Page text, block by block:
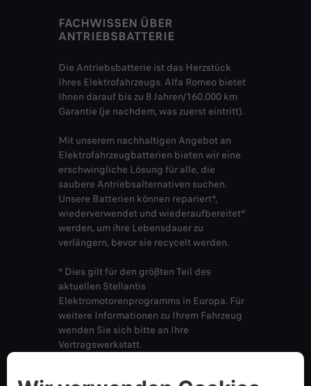
FACHWISSEN ÜBER
ANTRIEBSBATTERIE
Die Antriebsbatterie ist das Herzstück
Ihres Elektrofahrzeugs. Alfa Romeo bietet
Ihnen darauf bis zu 8 Jahren/160.000 km
Garantie (je nachdem, was zuerst eintritt).
Mit unserem nachhaltigen Angebot an
Elektrofahrzeugbatterien bieten wir eine
erschwingliche Lösung für alle, die
saubere Antriebsalternativen suchen.
Unsere Batterien können repariert*,
wiederverwendet und wiederaufbereitet*
werden, um ihre Lebensdauer zu
verlängern, bevor sie recycelt werden.
* Dies gilt für den größten Teil des
aktuellen Stellantis
Elektromotorenprogramms in Europa. Für
weitere Informationen zu Ihrem Fahrzeug
wenden Sie sich bitte an Ihre
Vertragswerkstatt.